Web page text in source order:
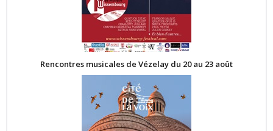
Rencontres musicales de Vézelay du 20 au 23 août